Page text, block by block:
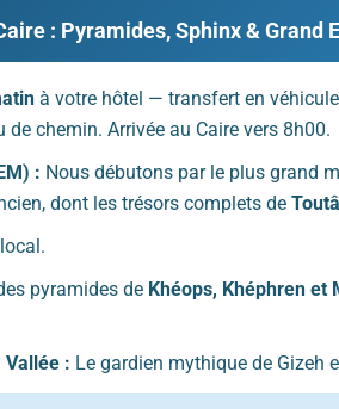
: Pyramides, Sphinx & Grand
à votre hôtel — transfert en
chemin. Arrivée au Caire vers 8h00.
: Nous débutons par le plus grand
dont les trésors complets de
pyramides de Khéops, Khéphren et
Vallée : Le gardien mythique de Gizeh